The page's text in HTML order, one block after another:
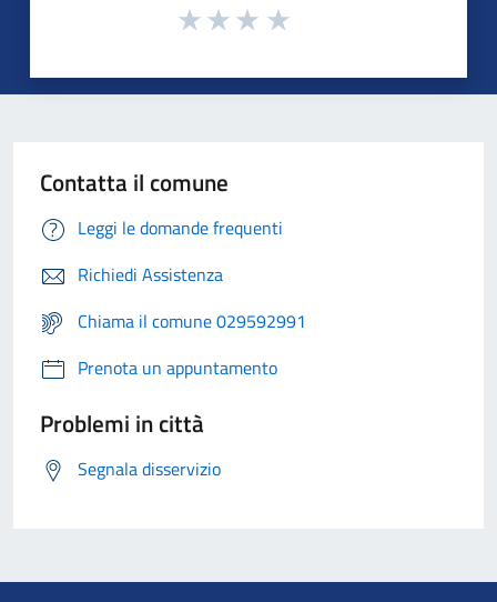
Contatta il comune
Leggi le domande frequenti
Richiedi Assistenza
Chiama il comune 029592991
Prenota un appuntamento
Problemi in città
Segnala disservizio